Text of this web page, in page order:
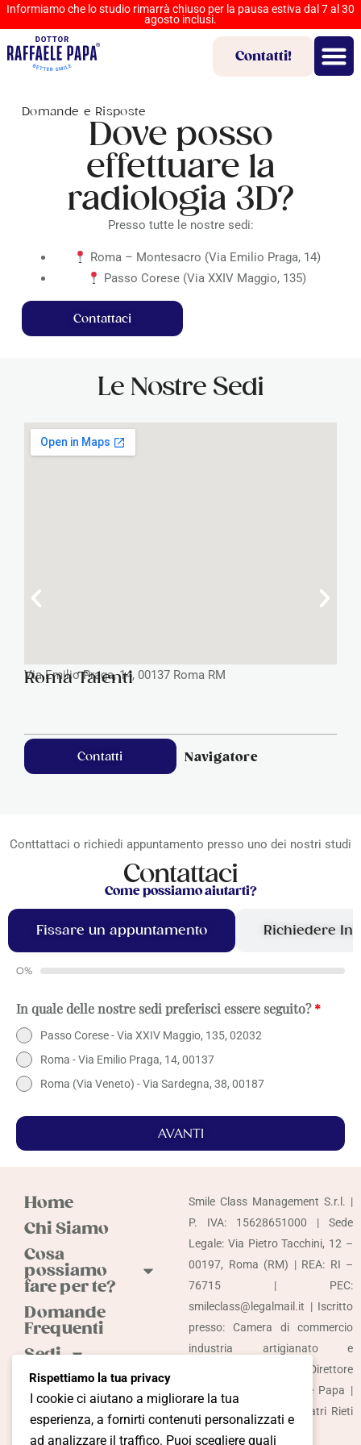
Informiamo che lo studio rimarrà chiuso per la pausa estiva dal 7 al 30
agosto inclusi.
Contatti!
Domande e Risposte
Dove posso
effettuare la
radiologia 3D?
Presso tutte le nostre sedi:
Roma – Montesacro (Via Emilio Praga, 14)
Passo Corese (Via XXIV Maggio, 135)
Contattaci
Le Nostre Sedi
Via Emilio Praga, 14, 00137 Roma RM
Roma Talenti
Contatti Navigatore
Conttattaci o richiedi appuntamento presso uno dei nostri studi
Contattaci
Come possiamo aiutarti?
Fissare un appuntamento Richiedere
0%
In quale delle nostre sedi preferisci essere seguito?*
Passo Corese - Via XXIV Maggio, 135, 02032
Roma - Via Emilio Praga, 14, 00137
Roma (Via Veneto) - Via Sardegna, 38, 00187
AVANTI
Home
Chi Siamo
Cosa
possiamo
fare per te?
Domande
Frequenti
Sedi
Odontoiatria
Accessibile
Più
informazioni?
Smile Class Management S.r.l. |
P. IVA: 15628651000 | Sede
Legale: Via Pietro Tacchini, 12 –
00197, Roma (RM) | REA: RI –
76715 | PEC:
smileclass@legalmail.it | Iscritto
presso: Camera di commercio
industria artigianato e
agricoltura di Rieti | Direttore
sanitario: Dott. Raffaele Papa |
Iscrizione Albo Odontoiatri Rieti
Rispettiamo la tua privacy
I cookie ci aiutano a migliorare la tua
esperienza, a fornirti contenuti personalizzati e
ad analizzare il traffico. Puoi scegliere quali